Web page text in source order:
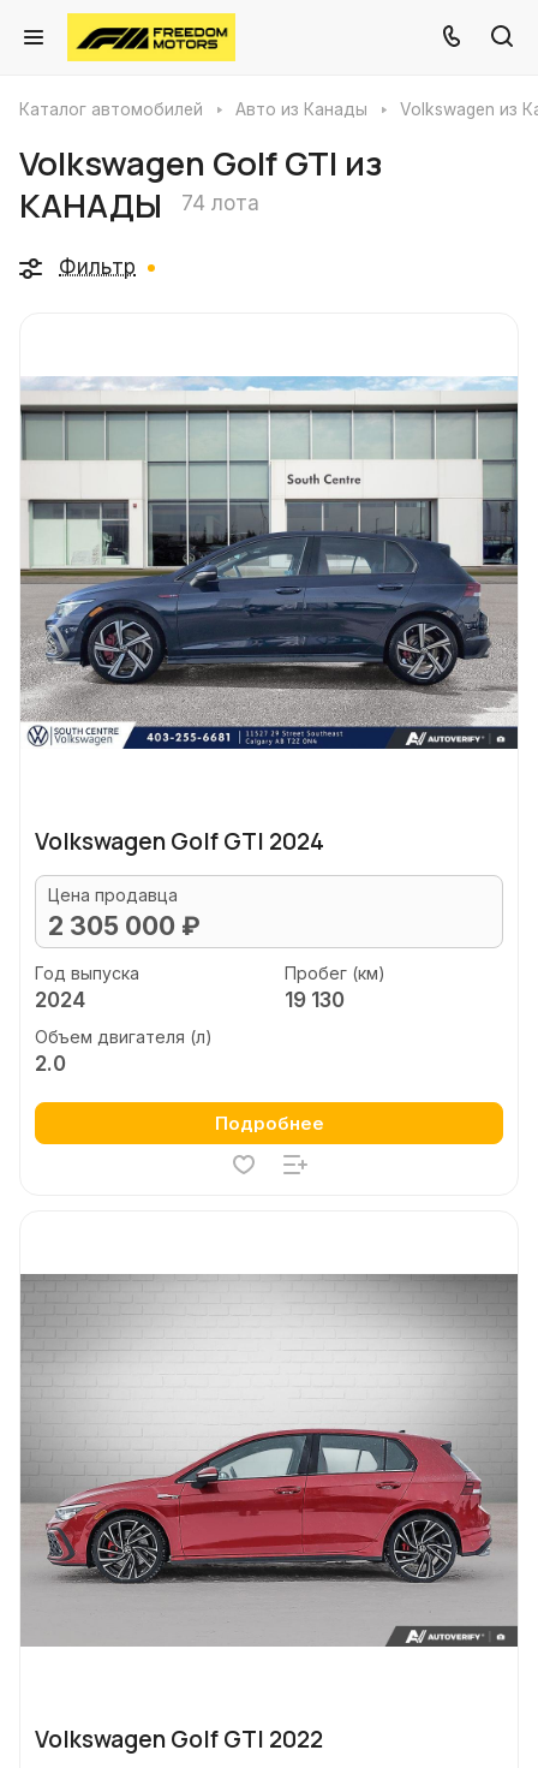
Каталог автомобилей Авто из Канады Volkswagen из
Volkswagen Golf GTI из
КАНАДЫ
74 лота
Фильтр
Volkswagen Golf GTI 2024
Цена продавца
2 305 000 ₽
Год выпуска
2024
Пробег (км)
19 130
Объем двигателя (л)
2.0
Подробнее
Volkswagen Golf GTI 2022